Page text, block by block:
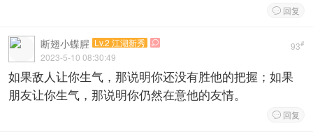
 回复
93#
断翅小蝶腥 Lv.2 江湖新秀 
2023-5-10 08:30:49
如果敌人让你生气，那说明你还没有胜他的把握；如果
朋友让你生气，那说明你仍然在意他的友情。
 回复